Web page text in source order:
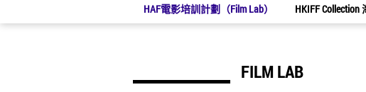
HAF電影培訓計劃（Film Lab） HKIFF
FILM LAB